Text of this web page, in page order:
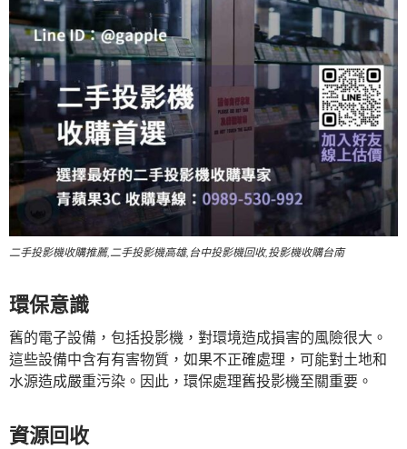
二手投影機收購推薦,二手投影機高雄,台中投影機回收,投影機收購台南
環保意識
舊的電子設備，包括投影機，對環境造成損害的風險很大。
這些設備中含有有害物質，如果不正確處理，可能對土地和
水源造成嚴重污染。因此，環保處理舊投影機至關重要。
資源回收